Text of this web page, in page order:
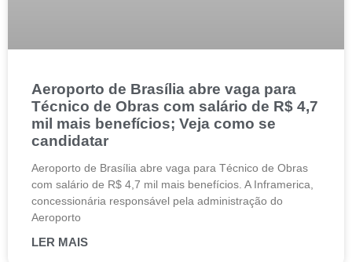
Aeroporto de Brasília abre vaga para
Técnico de Obras com salário de R$ 4,7
mil mais benefícios; Veja como se
candidatar
Aeroporto de Brasília abre vaga para Técnico de Obras
com salário de R$ 4,7 mil mais benefícios. A Inframerica,
concessionária responsável pela administração do
Aeroporto
LER MAIS